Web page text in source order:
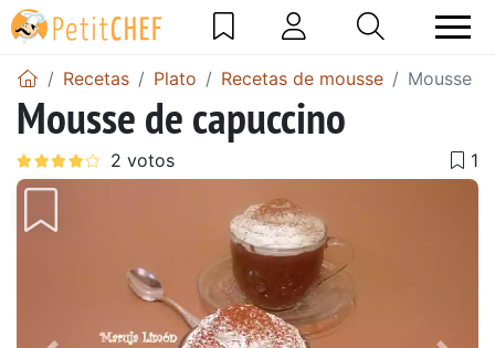
Recetas Plato Recetas de mousse Mousse
Mousse de capuccino